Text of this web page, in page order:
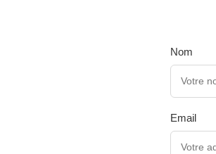
Nom
Email